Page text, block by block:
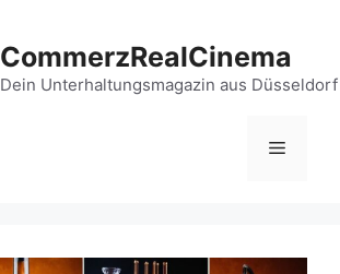
CommerzRealCinema
Dein Unterhaltungsmagazin aus Düsseldorf
Menü